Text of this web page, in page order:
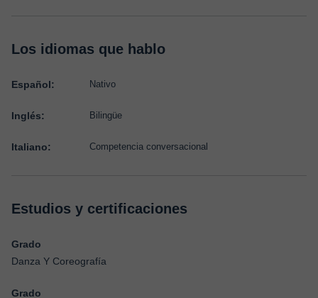
Los idiomas que hablo
Español: Nativo
Inglés: Bilingüe
Italiano: Competencia conversacional
Estudios y certificaciones
Grado
Danza Y Coreografía
Grado